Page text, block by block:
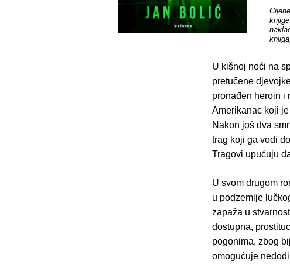
U kišnoj noći na
pretučene
pronađen heroin i
Amerikanac koji
Nakon još dva
trag koji ga vodi
Tragovi upućuju
U svom drugom
u podzemlje
zapaža u
dostupna,
pogonima, zbog
omogućuje